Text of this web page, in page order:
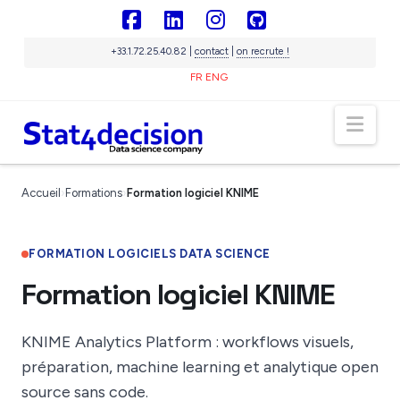
FacebookLinkedInInstagram
+33.1.72.25.40.82 | contact| on recrute !
FR ENG
Accueil› Formations›Formation logiciel KNIME
FORMATION LOGICIELS DATA SCIENCE
Formation logiciel KNIME
KNIME Analytics Platform : workflows visuels,
préparation, machine learning et analytique open
source sans code.
En ligne
Panneau de gestion des cookies